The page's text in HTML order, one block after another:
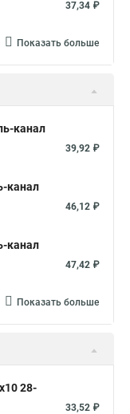
37,34 ₽
Показать больше
канал
39,92 ₽
канал
46,12 ₽
канал
47,42 ₽
Показать больше
28-
33,52 ₽